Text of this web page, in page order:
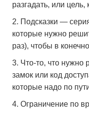
разгадать, или
Подсказки —
которые нужно
раз), чтобы в
Что-то, что нужно
замок или код
которые надо по
Ограничение по